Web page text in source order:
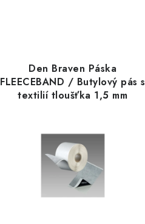
Den Braven Páska
FLEECEBAND / Butylový pás s
textilií tloušťka 1,5 mm